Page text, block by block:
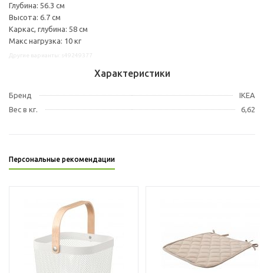
Глубина: 56.3 см
Высота: 6.7 см
Каркас, глубина: 58 см
Макс нагрузка: 10 кг
Характеристики
Бренд
IKEA
Вес в кг.
6,62
Персональные рекомендации